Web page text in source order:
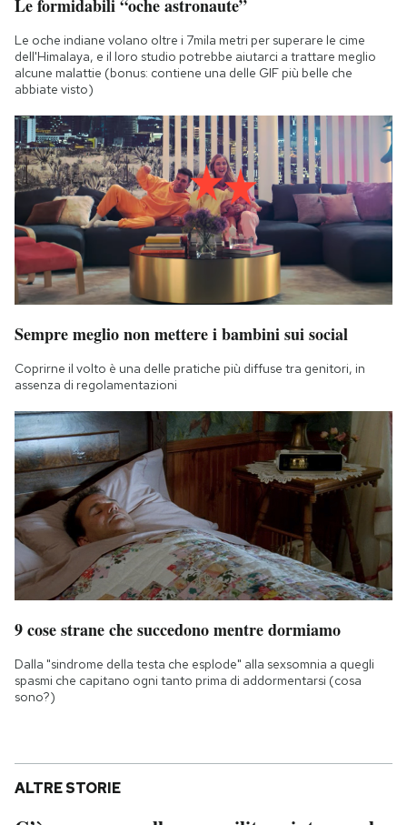
Le formidabili “oche astronaute”
Le oche indiane volano oltre i 7mila metri per superare le cime
dell'Himalaya, e il loro studio potrebbe aiutarci a trattare meglio
alcune malattie (bonus: contiene una delle GIF più belle che
abbiate visto)
Sempre meglio non mettere i bambini sui social
Coprirne il volto è una delle pratiche più diffuse tra genitori, in
assenza di regolamentazioni
9 cose strane che succedono mentre dormiamo
Dalla "sindrome della testa che esplode" alla sexsomnia a quegli
spasmi che capitano ogni tanto prima di addormentarsi (cosa
sono?)
ALTRE STORIE